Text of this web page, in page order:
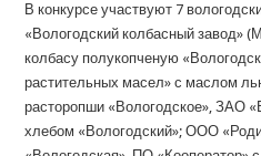
В конкурсе участвуют 7
«Вологодский колбасный
колбасу полукопченую
растительных масел» с маслом
расторопши «Вологодское», ЗАО
хлебом «Вологодский»; ООО